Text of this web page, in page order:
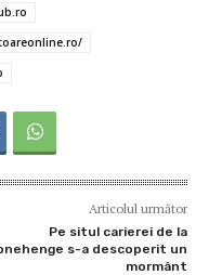
Articolul următor
Pe situl carierei de la
s-a descoperit un
mormânt